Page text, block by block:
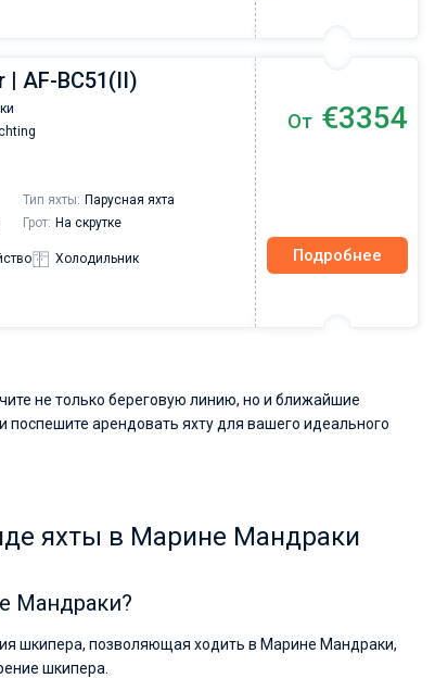
| AF-BC51(II)
Тип яхты: Парусная яхта
Грот: На скрутке
Холодильник
От €3354
Подробнее
не только береговую линию, но и ближайшие
арендовать яхту для вашего идеального
яхты в Марине Мандраки
Мандраки?
шкипера, позволяющая ходить в Марине Мандраки,
шкипера.